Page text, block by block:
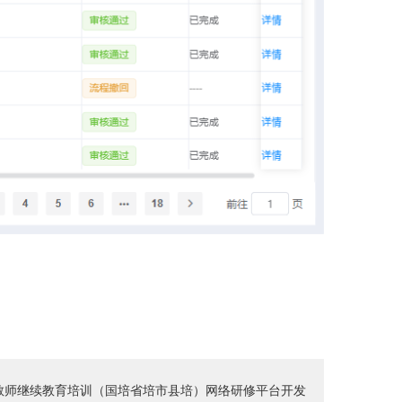
师继续教育培训（国培省培市县培）网络研修平台开发